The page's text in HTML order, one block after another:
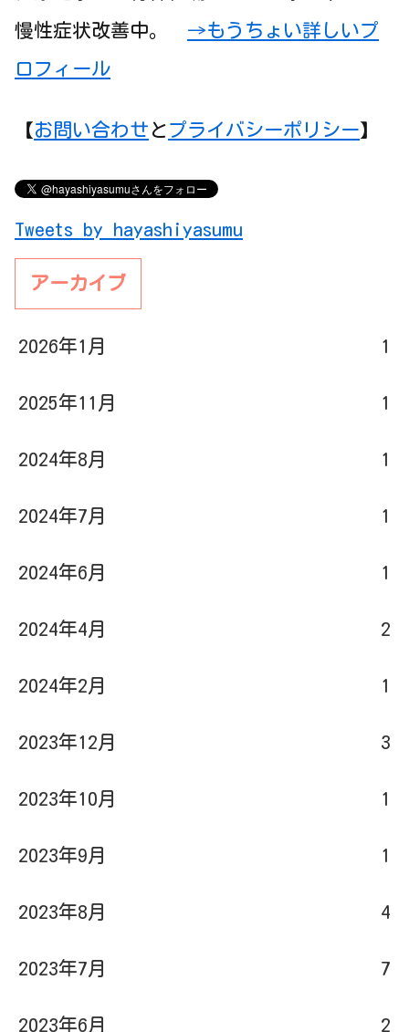
【 お問い合わせ
アーカイブ
2026年1月
2025年11月 1
2024年8月 1
2024年7月 1
2024年6月 1
2024年4月 2
2024年2月 1
2023年12月 3
2023年10月 1
2023年9月 1
2023年8月 4
2023年7月 7
2023年6月 2
2023年5月 5